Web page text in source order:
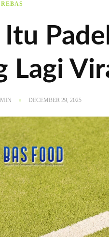
Lagi
DECEMBER 29, 2025